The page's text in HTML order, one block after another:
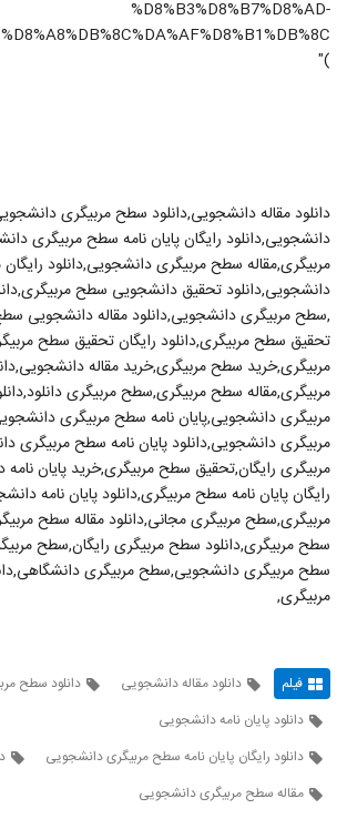
%D8%B3%D8%B7%D8%AD-
)"
دانلود مقاله دانشجویی,دانلود سطح مربیگری
دانشجویی,دانلود رایگان پایان نامه سطح مربیگری
مربیگری,مقاله سطح مربیگری دانشجویی,دانلود
دانشجویی,دانلود تحقیق دانشجویی سطح
,سطح مربیگری دانشجویی,دانلود مقاله دانشجویی
تحقیق سطح مربیگری,دانلود رایگان تحقیق سطح
مربیگری,خرید سطح مربیگری,خرید مقاله
مربیگری,مقاله سطح مربیگری,سطح مربیگری
مربیگری دانشجویی,پایان نامه سطح مربیگری
مربیگری دانشجویی,دانلود پایان نامه سطح
مربیگری رایگان,تحقیق سطح مربیگری,خرید پایان نامه
رایگان پایان نامه سطح مربیگری,دانلود پایان نامه
مربیگری,سطح مربیگری مجانی,دانلود مقاله سطح
سطح مربیگری,دانلود سطح مربیگری رایگان,سطح
سطح مربیگری دانشجویی,سطح مربیگری
مربیگری,
فیلم دانلود مقاله دانشجویی
دانلود سطح
دانلود پایان نامه دانشجویی
دانلود رایگان پایان نامه سطح مربیگری دانشجویی
مقاله سطح مربیگری دانشجویی